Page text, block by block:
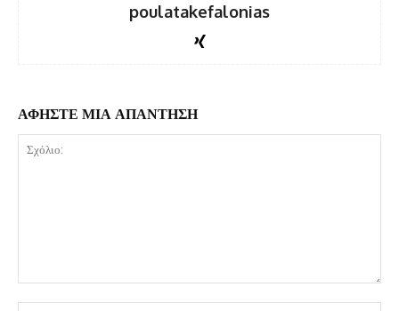
poulatakefalonias
ΑΦΗΣΤΕ ΜΙΑ ΑΠΑΝΤΗΣΗ